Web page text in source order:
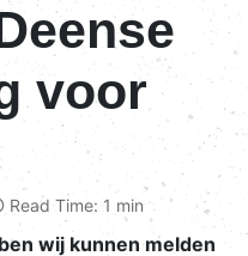
voor
Read Time: 1 min
wij kunnen melden